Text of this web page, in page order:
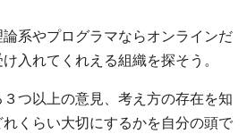
系やプログラマならオンラインだ
入れてくれえる組織を探そう。
つ以上の意見、考え方の存在を知
くらい大切にするかを自分の頭で